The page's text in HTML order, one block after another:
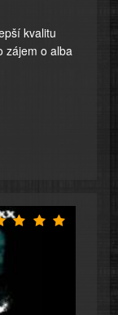
kvalitu
zájem o alba